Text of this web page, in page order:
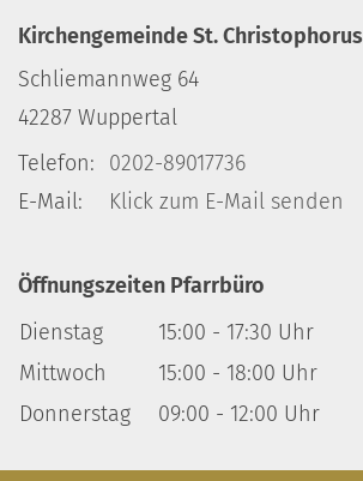
Kirchengemeinde St. Christophorus
Schliemannweg 64
42287 Wuppertal
Telefon:
0202-89017736
E-Mail:
Klick zum E-Mail senden
Öffnungszeiten Pfarrbüro
Dienstag
15:00 - 17:30 Uhr
Mittwoch
15:00 - 18:00 Uhr
Donnerstag
09:00 - 12:00 Uhr